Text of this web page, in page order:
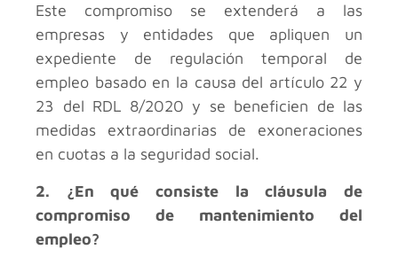
Este compromiso se extenderá a las
empresas y entidades que apliquen un
expediente de regulación temporal de
empleo basado en la causa del artículo 22 y
23 del RDL 8/2020 y se beneficien de las
medidas extraordinarias de exoneraciones
en cuotas a la seguridad social.
2. ¿En qué consiste la cláusula de
compromiso de mantenimiento del
empleo?